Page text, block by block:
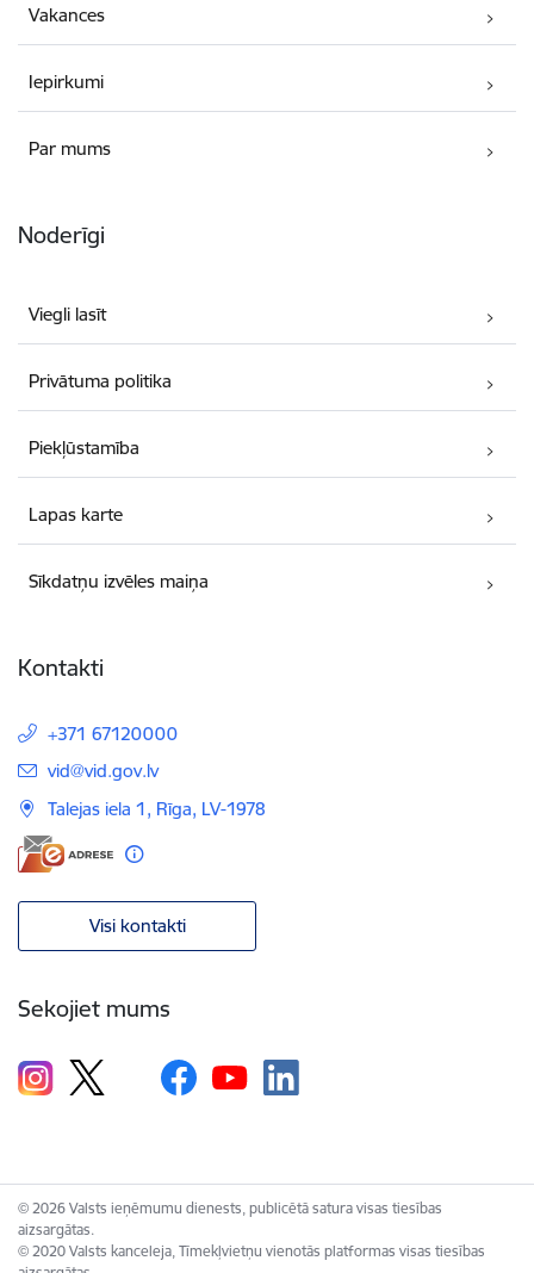
Vakances
Iepirkumi
Par mums
Noderīgi
Viegli lasīt
Privātuma politika
Piekļūstamība
Lapas karte
Sīkdatņu izvēles maiņa
Kontakti
+371 67120000
E-pasts:
vid@vid.gov.lv
Talejas iela 1, Rīga, LV-1978
Visi kontakti
Sekojiet mums
© 2026 Valsts ieņēmumu dienests, publicētā satura visas tiesības
aizsargātas.
© 2020 Valsts kanceleja, Tīmekļvietņu vienotās platformas visas tiesības